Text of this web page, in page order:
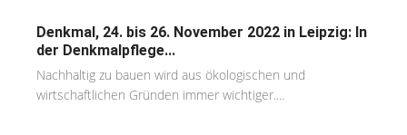
Denkmal, 24. bis 26. November 2022 in Leipzig: In
der Denkmalpflege...
Nachhaltig zu bauen wird aus ökologischen und
wirtschaftlichen Gründen immer wichtiger....